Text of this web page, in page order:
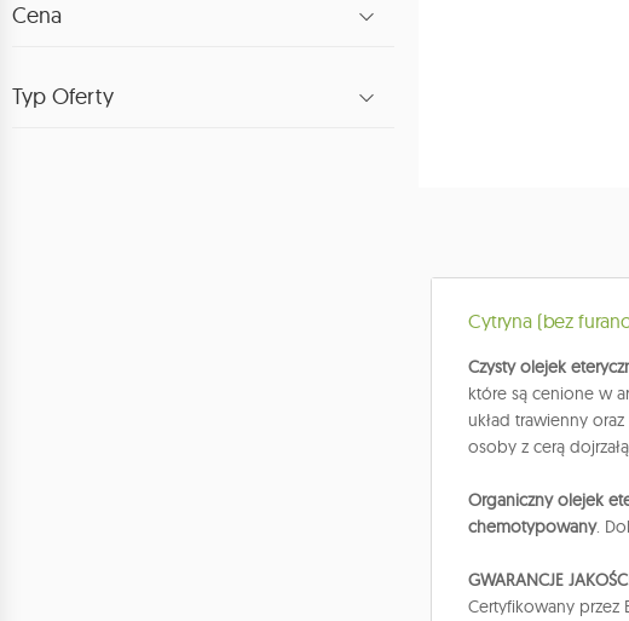
Cena
Typ Oferty
Cytryna (bez
Czysty olejek
które są cenione w
układ trawienny oraz
osoby z cerą
Organiczny olejek
chemotypowany.
GWARANCJE
Certyfikowany przez